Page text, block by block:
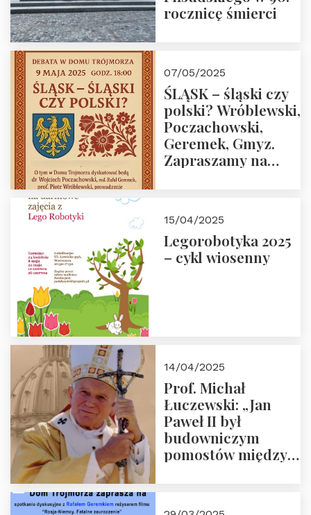
rocznicę śmierci
07/05/2025
ŚLĄSK – śląski czy
polski? Wróblewski,
Poczachowski,
Geremek, Gmyz.
Zapraszamy na
Trójmorza.
15/04/2025
Legorobotyka 2025
– cykl wiosenny
14/04/2025
Prof. Michał
Łuczewski: „Jan
Paweł II był
budowniczym
pomostów między